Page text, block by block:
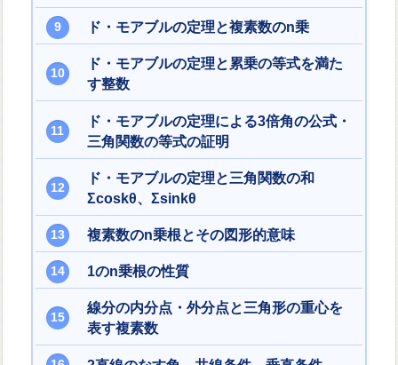
ド・モアブルの定理と複素数のn乗
ド・モアブルの定理と累乗の等式を満た
す整数
ド・モアブルの定理による3倍角の公式・
三角関数の等式の証明
ド・モアブルの定理と三角関数の和
Σcoskθ、Σsinkθ
複素数のn乗根とその図形的意味
1のn乗根の性質
線分の内分点・外分点と三角形の重心を
表す複素数